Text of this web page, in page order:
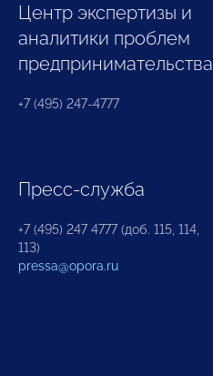
Центр экспертизы и
аналитики проблем
предпринимательства
+7 (495) 247-4777
Пресс-служба
+7 (495) 247 4777 (доб. 115, 114,
113)
pressa@opora.ru